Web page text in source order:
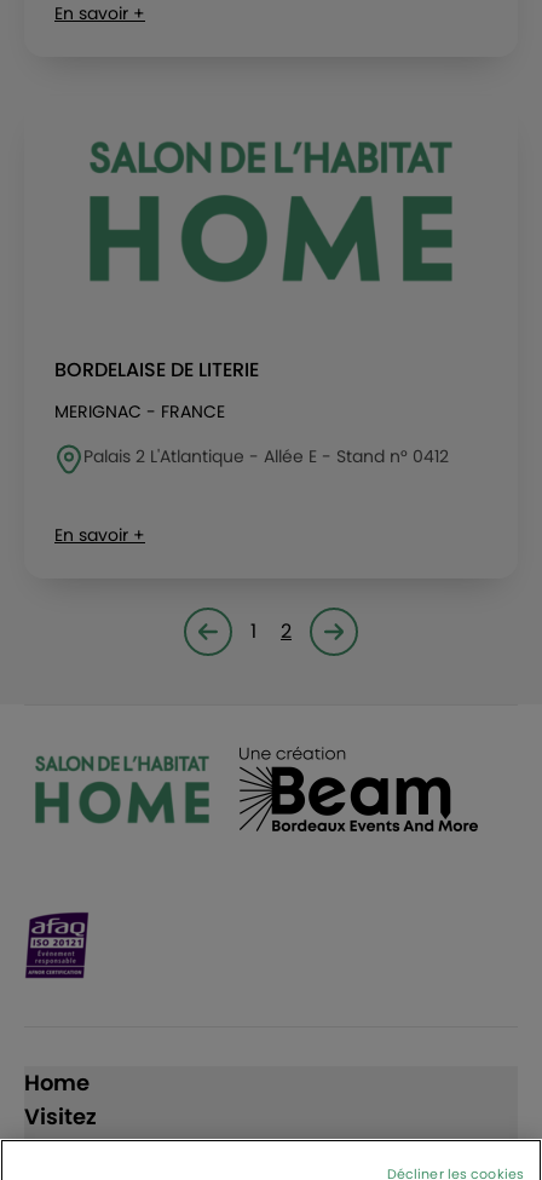
En savoir +
BORDELAISE DE LITERIE
MERIGNAC - FRANCE
Palais 2 L'Atlantique - Allée E - Stand n° 0412
En savoir +
Page précédente
1 2 Page suivante<
Home
Visitez
Exposez
Décliner les cookies